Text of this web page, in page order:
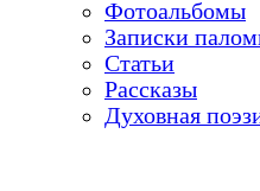
Фотоальбомы
Записки
Статьи
Рассказы
Духовная